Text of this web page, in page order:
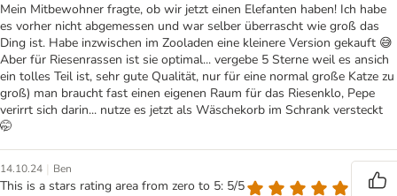
Mein Mitbewohner fragte, ob wir jetzt einen Elefanten haben! Ich habe
es vorher nicht abgemessen und war selber überrascht wie groß das
Ding ist. Habe inzwischen im Zooladen eine kleinere Version gekauft 😅
Aber für Riesenrassen ist sie optimal... vergebe 5 Sterne weil es ansich
ein tolles Teil ist, sehr gute Qualität, nur für eine normal große Katze zu
groß) man braucht fast einen eigenen Raum für das Riesenklo, Pepe
verirrt sich darin... nutze es jetzt als Wäschekorb im Schrank versteckt
🤭
14.10.24 | Ben
This is a stars rating area from zero to 5: 5/5